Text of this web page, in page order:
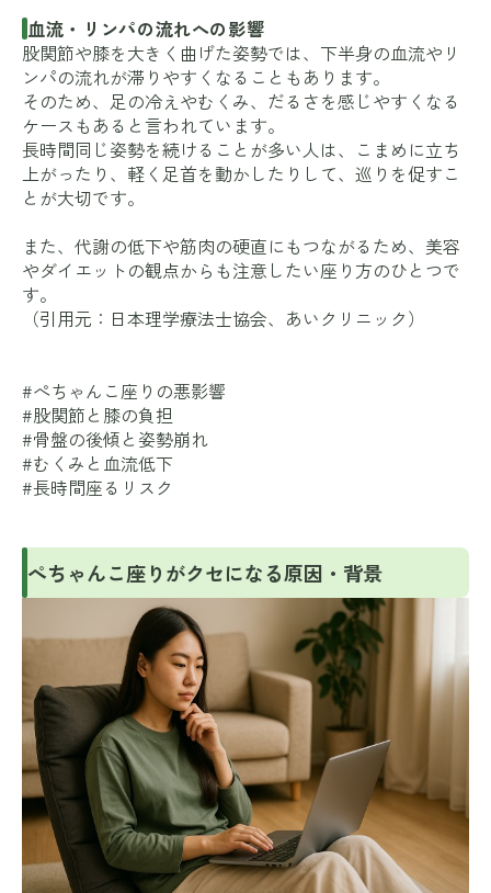
血流・リンパの流れへの影響
股関節や膝を大きく曲げた姿勢では、下半身の血流やリ
ンパの流れが滞りやすくなることもあります。
そのため、足の冷えやむくみ、だるさを感じやすくなる
ケースもあると言われています。
長時間同じ姿勢を続けることが多い人は、こまめに立ち
上がったり、軽く足首を動かしたりして、巡りを促すこ
とが大切です。
また、代謝の低下や筋肉の硬直にもつながるため、美容
やダイエットの観点からも注意したい座り方のひとつで
す。
（引用元： 日本理学療法士協会、 あいクリニック）
#ぺちゃんこ座りの悪影響
#股関節と膝の負担
#骨盤の後傾と姿勢崩れ
#むくみと血流低下
#長時間座るリスク
ぺちゃんこ座りがクセになる原因・背景